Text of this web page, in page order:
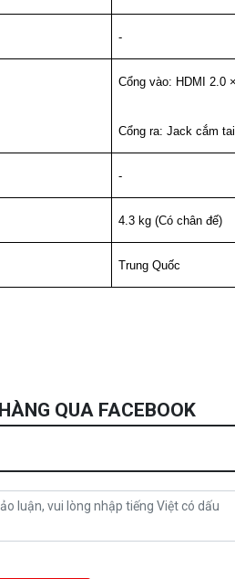
-
Cổng vào: HDMI 2.0
Cổng ra: Jack cắm
-
4.3 kg (Có chân đế)
Trung Quốc
QUA FACEBOOK